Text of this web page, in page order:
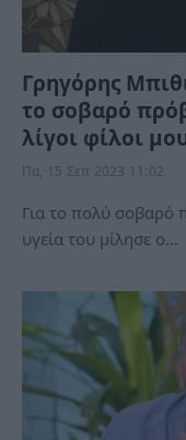
Γρηγόρης
το σοβαρό
λίγοι φίλοι
Πα, 15 Σεπ 2023 11:02
Για το πολύ σοβαρό
υγεία του μίλησε ο…